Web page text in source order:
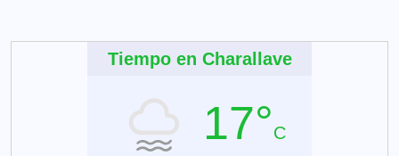
Tiempo en Charallave
17°C